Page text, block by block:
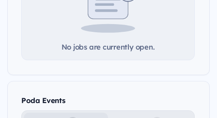
No jobs are currently open.
Poda Events